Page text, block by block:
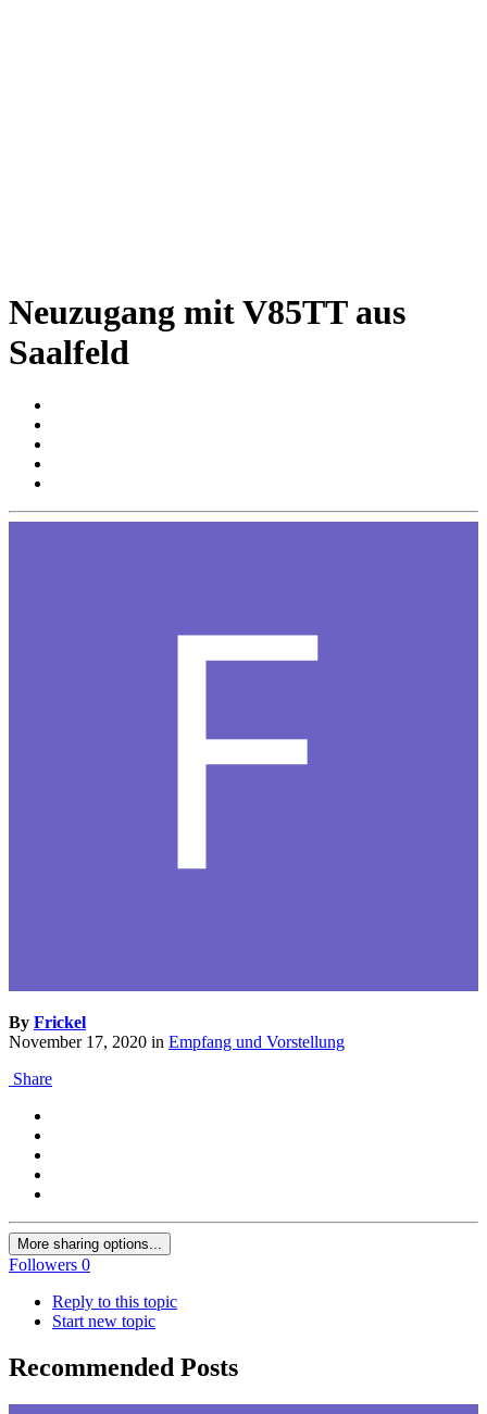
Neuzugang mit V85TT aus
Saalfeld
By Frickel
November 17, 2020 in Empfang und Vorstellung
Share
More sharing options...
Followers 0
Reply to this topic
Start new topic
Recommended Posts